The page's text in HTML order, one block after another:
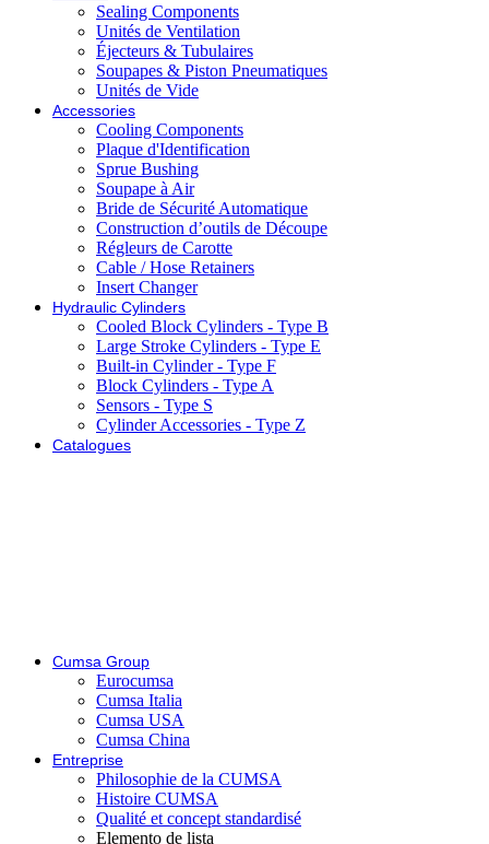
Sealing Components
Unités de Ventilation
Éjecteurs & Tubulaires
Soupapes & Piston Pneumatiques
Unités de Vide
Accessories
Cooling Components
Plaque d'Identification
Sprue Bushing
Soupape à Air
Bride de Sécurité Automatique
Construction d’outils de Découpe
Régleurs de Carotte
Cable / Hose Retainers
Insert Changer
Hydraulic Cylinders
Cooled Block Cylinders - Type B
Large Stroke Cylinders - Type E
Built-in Cylinder - Type F
Block Cylinders - Type A
Sensors - Type S
Cylinder Accessories - Type Z
Catalogues
Cumsa Group
Eurocumsa
Cumsa Italia
Cumsa USA
Cumsa China
Entreprise
Philosophie de la CUMSA
Histoire CUMSA
Qualité et concept standardisé
Elemento de lista